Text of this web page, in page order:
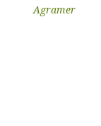
Agramer